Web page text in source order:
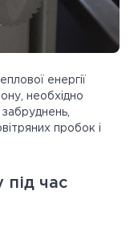
енергії
необхідно
пробок і
під час